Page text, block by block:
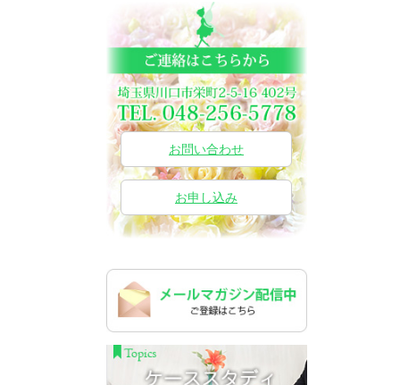
お問い合わせ
お申し込み